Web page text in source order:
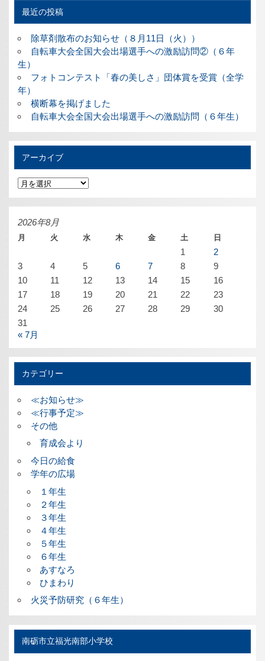
最近の投稿
除草剤散布のお知らせ（８月11日（火））
自転車大会全国大会出場選手への激励訪問②（６年
生）
フォトコンテスト「春の美しさ」団体賞を受賞（全学
年）
横断幕を掲げました
自転車大会全国大会出場選手への激励訪問（６年生）
アーカイブ
ア
ー
カ
イ
ブ
2026年8月
月 火 水 木 金 土 日
1
2
3
4 5 6 7 8
9
10
11 12 13 14 15
16
17
18 19 20 21 22
23
24
25 26 27 28 29
30
31
« 7月
カテゴリー
≪お知らせ≫
≪行事予定≫
その他
育成会より
今日の給食
学年の広場
１年生
２年生
３年生
４年生
５年生
６年生
あすなろ
ひまわり
火災予防研究（６年生）
南砺市立福光南部小学校